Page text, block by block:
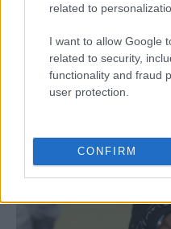
related to
I want to allow Google
related to security,
functionality and fraud
user protection.
CONFIRM
DGT puede dar de
cumple diez años
AUTOMOVIL